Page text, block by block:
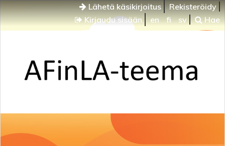
Lähetä käsikirjoitus
Rekisteröidy
Kirjaudu sisään
en fi sv Hae